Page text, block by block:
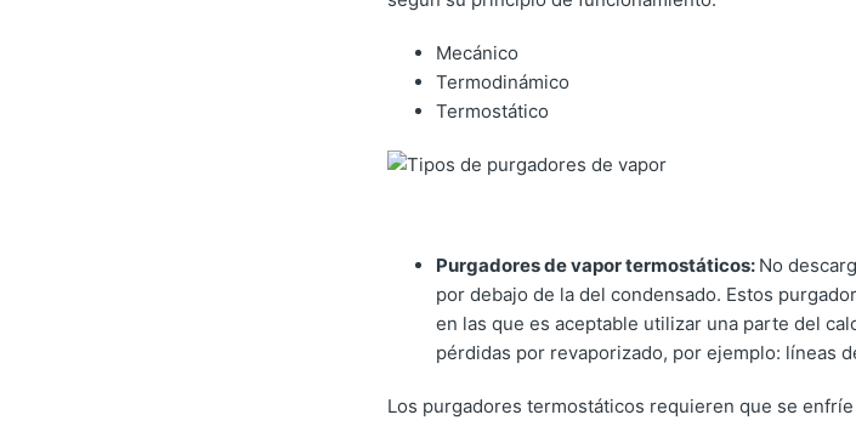
Mecánico
Termodinámico
Termostático
Purgadores de vapor termostáticos: No
por debajo de la del condensado. Estos
en las que es aceptable utilizar una parte del
pérdidas por revaporizado, por ejemplo: líneas
Los purgadores termostáticos requieren que se